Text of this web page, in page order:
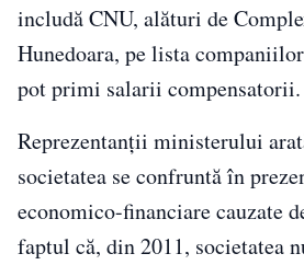
includă CNU, alături de
Hunedoara, pe lista
pot primi salarii compensatorii.
Reprezentanţii ministerului
societatea se confruntă în
economico-financiare cauzate
faptul că, din 2011, societatea